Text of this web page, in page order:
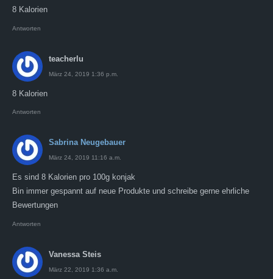
8 Kalorien
Antworten
teacherlu
März 24, 2019 1:36 p.m.
8 Kalorien
Antworten
Sabrina Neugebauer
März 24, 2019 11:16 a.m.
Es sind 8 Kalorien pro 100g konjak
Bin immer gespannt auf neue Produkte und schreibe gerne ehrliche
Bewertungen
Antworten
Vanessa Steis
März 22, 2019 1:36 a.m.